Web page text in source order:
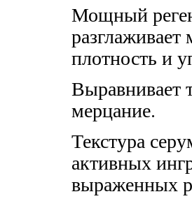
Мощный
плотность и
Выравнивает
мерцание.
Текстура
активных
выраженных